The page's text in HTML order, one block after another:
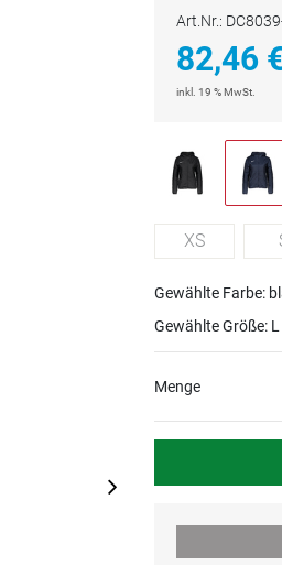
Art.Nr.:
82,46
inkl. 19 % MwSt.
XS
Gewählte Farbe:
Gewählte Größe: L
Menge